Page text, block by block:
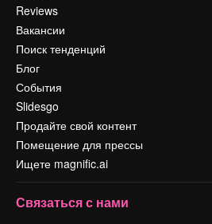
Reviews
Вакансии
Поиск тенденций
Блог
События
Slidesgo
Продайте свой контент
Помещение для прессы
Ищете magnific.ai
Связаться с нами